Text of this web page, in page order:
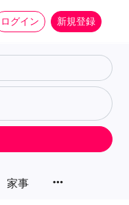
ログイン 新規登録
家事 more_horiz